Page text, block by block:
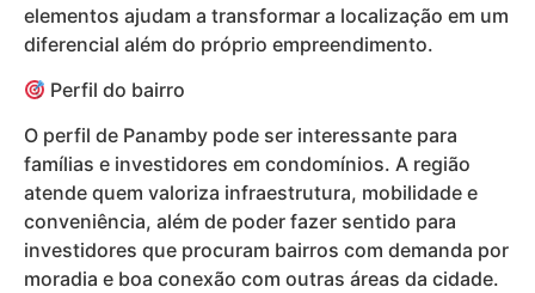
elementos ajudam a transformar a localização em um
diferencial além do próprio empreendimento.
Perfil do bairro
O perfil de Panamby pode ser interessante para
famílias e investidores em condomínios. A região
atende quem valoriza infraestrutura, mobilidade e
conveniência, além de poder fazer sentido para
investidores que procuram bairros com demanda por
moradia e boa conexão com outras áreas da cidade.